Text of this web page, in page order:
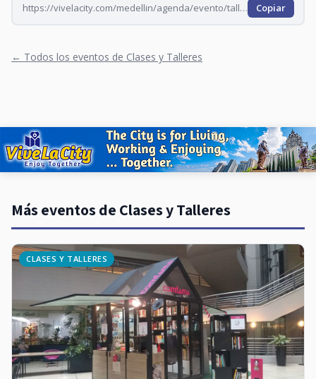
https://vivelacity.com/medellin/agenda/evento/taller-de-escritura-evocaciones-2026-06-17 Copiar
← Todos los eventos de Clases y Talleres
Más eventos de Clases y Talleres
CLASES Y TALLERES